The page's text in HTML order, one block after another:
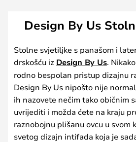
Design By Us
Stolne svjetiljke s panašom i
drskošću iz Design By Us.
rodno bespolan pristup dizajnu
Design By Us nipošto nije
ih nazovete nečim tako običnim
uvrijediti i možda ćete na kraju
raznobojnu plišanu ovcu u svom
svetog dizajn intifada koja je